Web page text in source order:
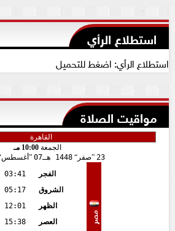
استطلاع الرأي
استطلاع الرأي: اضغط للتحميل
مواقيت الصلاة
الجمعة 10:00 مـ
23
صفر 1448 هـ 07 أغسطس
مصر
الفجر
03:41
الشروق
05:17
الظهر
12:01
العصر
15:38